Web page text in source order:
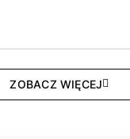
ZOBACZ WIĘCEJ